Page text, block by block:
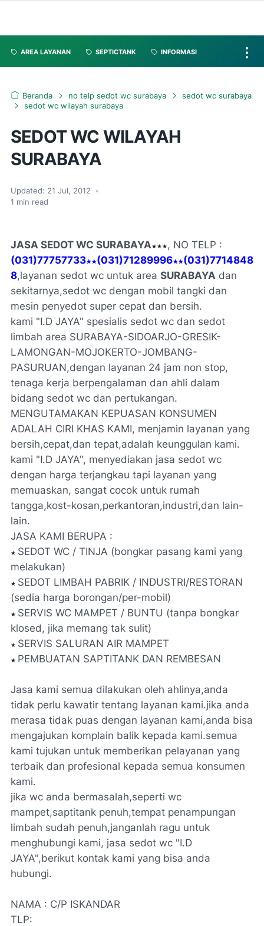
AREA LAYANAN SEPTICTANK INFORMASI
Beranda no telp sedot wc surabaya
sedot wc surabaya
sedot wc wilayah surabaya
SEDOT WC WILAYAH
SURABAYA
Updated: 21 Jul, 2012
•
1 min read
JASA SEDOT WC SURABAYA★★★, NO TELP :
(031)77757733★★(031)71289996★★(031)7714848
8,layanan sedot wc untuk area SURABAYA dan
sekitarnya,sedot wc dengan mobil tangki dan
mesin penyedot super cepat dan bersih.
kami "I.D JAYA" spesialis sedot wc dan sedot
limbah area SURABAYA-SIDOARJO-GRESIK-
LAMONGAN-MOJOKERTO-JOMBANG-
PASURUAN,dengan layanan 24 jam non stop,
tenaga kerja berpengalaman dan ahli dalam
bidang sedot wc dan pertukangan.
MENGUTAMAKAN KEPUASAN KONSUMEN
ADALAH CIRI KHAS KAMI, menjamin layanan yang
bersih,cepat,dan tepat,adalah keunggulan kami.
kami "I.D JAYA", menyediakan jasa sedot wc
dengan harga terjangkau tapi layanan yang
memuaskan, sangat cocok untuk rumah
tangga,kost-kosan,perkantoran,industri,dan lain-
lain.
JASA KAMI BERUPA :
★ SEDOT WC / TINJA (bongkar pasang kami yang
melakukan)
★ SEDOT LIMBAH PABRIK / INDUSTRI/RESTORAN
(sedia harga borongan/per-mobil)
★ SERVIS WC MAMPET / BUNTU (tanpa bongkar
klosed, jika memang tak sulit)
★ SERVIS SALURAN AIR MAMPET
★ PEMBUATAN SAPTITANK DAN REMBESAN
Jasa kami semua dilakukan oleh ahlinya,anda
tidak perlu kawatir tentang layanan kami.jika anda
merasa tidak puas dengan layanan kami,anda bisa
mengajukan komplain balik kepada kami.semua
kami tujukan untuk memberikan pelayanan yang
terbaik dan profesional kepada semua konsumen
kami.
jika wc anda bermasalah,seperti wc
mampet,saptitank penuh,tempat penampungan
limbah sudah penuh,janganlah ragu untuk
menghubungi kami, jasa sedot wc "I.D
JAYA",berikut kontak kami yang bisa anda
hubungi.
NAMA : C/P ISKANDAR
TLP: